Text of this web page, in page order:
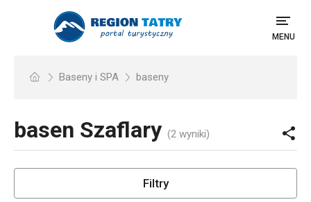
MENU
Baseny i SPA baseny
basen Szaflary (2 wyniki)
Filtry